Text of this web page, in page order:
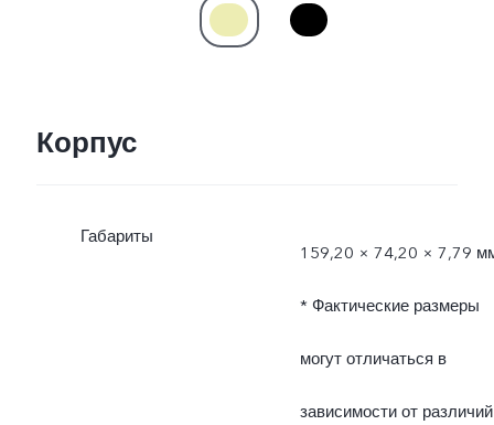
Корпус
Габариты
159,20 × 74,20 × 7,79
* Фактические размеры
могут отличаться в
зависимости от различий